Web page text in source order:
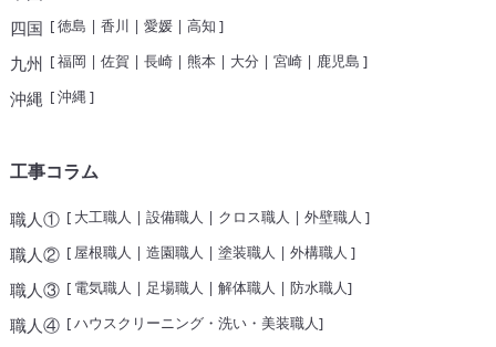
四国 [徳島 | 香川 | 愛媛| 高知 ]
九州 [福岡 | 佐賀 | 長崎| 熊本| 大分 | 宮崎| 鹿児島 ]
沖縄 [沖縄]
工事コラム
職人①[ 大工職人 | 設備職人 | クロス職人 | 外壁職人 ]
職人②[ 屋根職人 | 造園職人 | 塗装職人 | 外構職人 ]
職人③[ 電気職人 | 足場職人 | 解体職人 | 防水職人]
職人④[ハウスクリーニング・洗い・美装職人]